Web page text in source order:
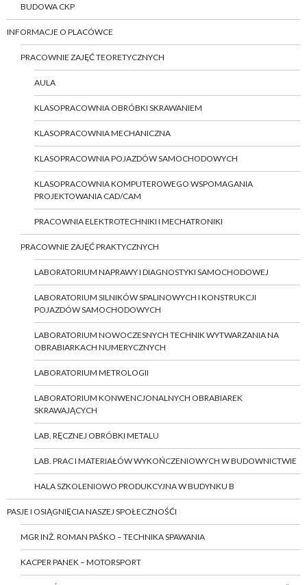
BUDOWA CKP
INFORMACJE O PLACÓWCE
PRACOWNIE ZAJĘĆ TEORETYCZNYCH
AULA
KLASOPRACOWNIA OBRÓBKI SKRAWANIEM
KLASOPRACOWNIA MECHANICZNA
KLASOPRACOWNIA POJAZDÓW SAMOCHODOWYCH
KLASOPRACOWNIA KOMPUTEROWEGO WSPOMAGANIA
PROJEKTOWANIA CAD/CAM
PRACOWNIA ELEKTROTECHNIKI I MECHATRONIKI
PRACOWNIE ZAJĘĆ PRAKTYCZNYCH
LABORATORIUM NAPRAWY I DIAGNOSTYKI SAMOCHODOWEJ
LABORATORIUM SILNIKÓW SPALINOWYCH I KONSTRUKCJI
POJAZDÓW SAMOCHODOWYCH
LABORATORIUM NOWOCZESNYCH TECHNIK WYTWARZANIA NA
OBRABIARKACH NUMERYCZNYCH
LABORATORIUM METROLOGII
LABORATORIUM KONWENCJONALNYCH OBRABIAREK
SKRAWAJĄCYCH
LAB. RĘCZNEJ OBRÓBKI METALU
LAB. PRAC I MATERIAŁÓW WYKOŃCZENIOWYCH W BUDOWNICTWIE
HALA SZKOLENIOWO PRODUKCYJNA W BUDYNKU B
PASJE I OSIĄGNIĘCIA NASZEJ SPOŁECZNOŚĆI
MGR INŻ. ROMAN PAŚKO – TECHNIKA SPAWANIA
KACPER PANEK – MOTORSPORT